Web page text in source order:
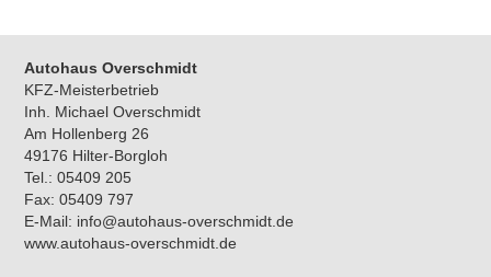
Autohaus Overschmidt
KFZ-Meisterbetrieb
Inh. Michael Overschmidt
Am Hollenberg 26
49176 Hilter-Borgloh
Tel.: 05409 205
Fax: 05409 797
E-Mail: info@autohaus-overschmidt.de
www.autohaus-overschmidt.de